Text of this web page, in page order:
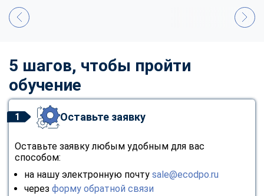
5 шагов, чтобы пройти
обучение
1 Оставьте заявку
Оставьте заявку любым удобным для вас
способом:
на нашу электронную почту sale@ecodpo.ru
через форму обратной связи